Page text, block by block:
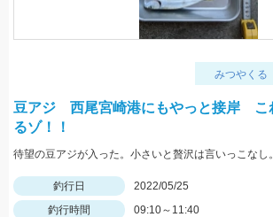
みつやくる
豆アジ 西尾宮崎港にもやっと接岸 こ
るゾ！！
釣行日
2022/05/25
釣行時間
09:10～11:40